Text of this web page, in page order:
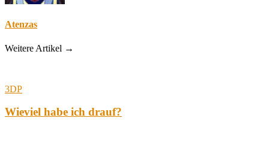
Atenzas
Weitere Artikel →
3DP
Wieviel habe ich drauf?